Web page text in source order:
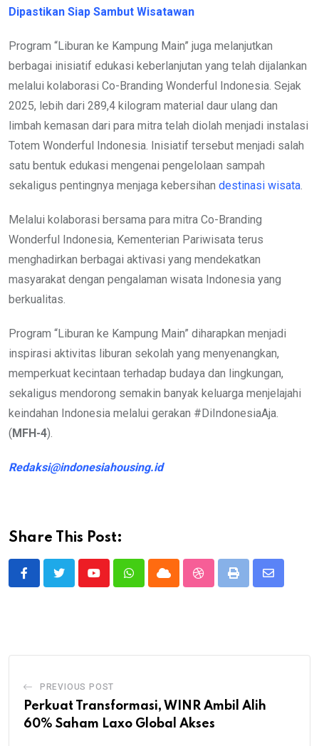
Dipastikan Siap Sambut Wisatawan
Program “Liburan ke Kampung Main” juga melanjutkan
berbagai inisiatif edukasi keberlanjutan yang telah dijalankan
melalui kolaborasi Co-Branding Wonderful Indonesia. Sejak
2025, lebih dari 289,4 kilogram material daur ulang dan
limbah kemasan dari para mitra telah diolah menjadi instalasi
Totem Wonderful Indonesia. Inisiatif tersebut menjadi salah
satu bentuk edukasi mengenai pengelolaan sampah
sekaligus pentingnya menjaga kebersihan destinasi wisata.
Melalui kolaborasi bersama para mitra Co-Branding
Wonderful Indonesia, Kementerian Pariwisata terus
menghadirkan berbagai aktivasi yang mendekatkan
masyarakat dengan pengalaman wisata Indonesia yang
berkualitas.
Program “Liburan ke Kampung Main” diharapkan menjadi
inspirasi aktivitas liburan sekolah yang menyenangkan,
memperkuat kecintaan terhadap budaya dan lingkungan,
sekaligus mendorong semakin banyak keluarga menjelajahi
keindahan Indonesia melalui gerakan #DiIndonesiaAja.
(MFH-4).
Redaksi@indonesiahousing.id
Share This Post:
YoutubeWhatsappCloud StumbleUpon
Print
Share
PREVIOUS POST
Perkuat Transformasi, WINR Ambil Alih
60% Saham Laxo Global Akses